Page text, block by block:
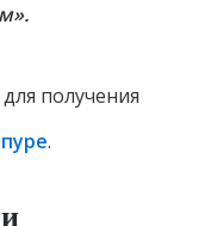
получения
.